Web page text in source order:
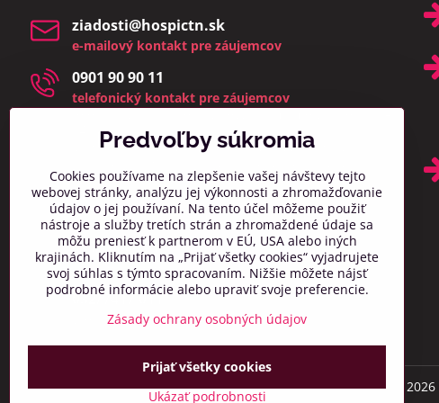
ziadosti​@hospictn​.sk
e-mailový kontakt pre záujemcov
0901 90 90 11
telefonický kontakt pre záujemcov
telefonáty a osobné návštevy prijímame v čase 8:00 –
14:00
(zmeškané hovory a osobné návštevy mimo týchto
info​@hospictn​.sk
všeobecný kontaktný mail
0918 606 261
všeobecný telefonický kontakt
032/7417 011
všeobecný telefonický kontakt
©2026
Predvoľby súkromia
Cookies používame na zlepšenie vašej návštevy tejto
webovej stránky, analýzu jej výkonnosti a zhromažďovanie
údajov o jej používaní. Na tento účel môžeme použiť
nástroje a služby tretích strán a zhromaždené údaje sa
môžu preniesť k partnerom v EÚ, USA alebo iných
krajinách. Kliknutím na „Prijať všetky cookies“ vyjadrujete
svoj súhlas s týmto spracovaním. Nižšie môžete nájsť
podrobné informácie alebo upraviť svoje preferencie.
Zásady ochrany osobných údajov
Ukázať podrobnosti
Prijať všetky cookies